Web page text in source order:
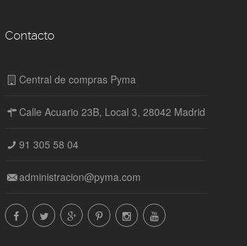
Contacto
Central de compras Pyma
Calle Acuario 23B, Local 3, 28042 Madrid
91 305 58 04
administracion@pyma.com